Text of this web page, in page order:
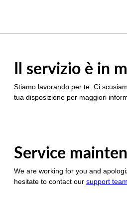
Il servizio è in
Stiamo lavorando per te. Ci
tua disposizione per maggiori
Service
We are working for you and
hesitate to contact oursupport team